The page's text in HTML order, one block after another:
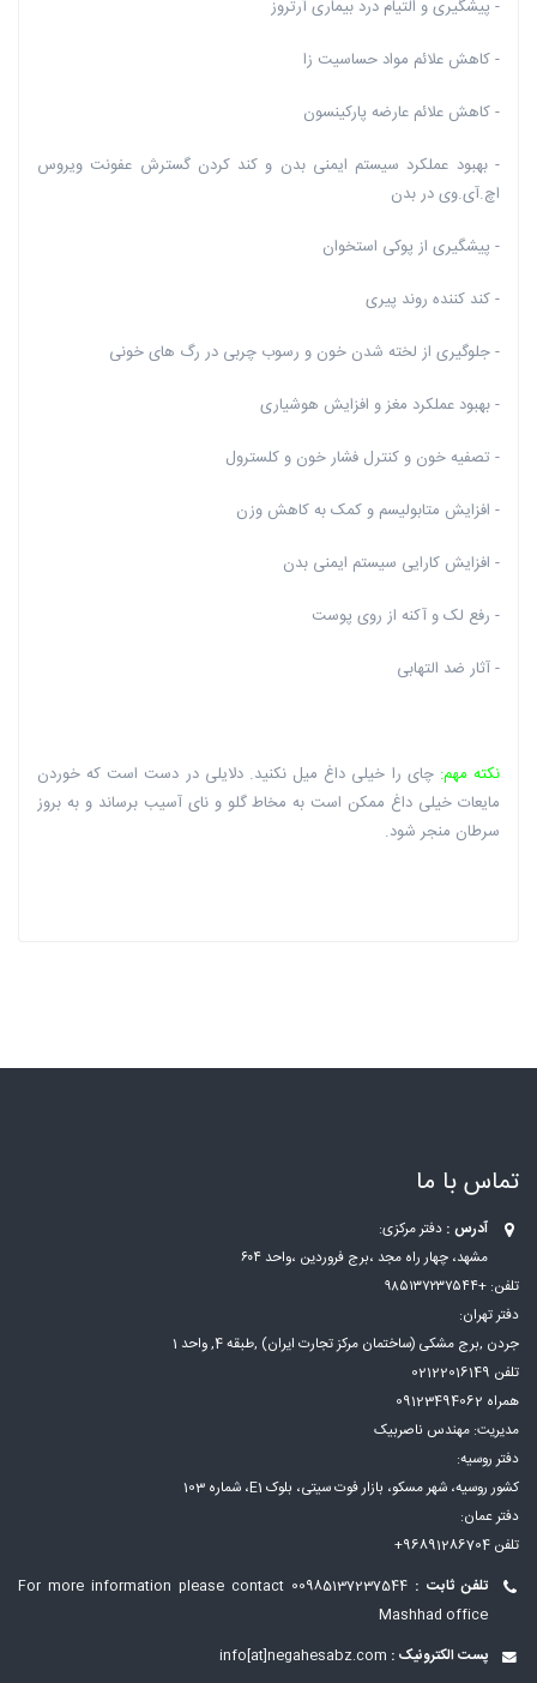
- پیشگیری و التیام درد بیماری آرتروز
- کاهش علائم مواد حساسیت زا
- کاهش علائم عارضه پارکینسون
- بهبود عملکرد سیستم ایمنی بدن و کند کردن گسترش عفونت ویروس
اچ.آی.وی در بدن
- پیشگیری از پوکی استخوان
- کند کننده روند پیری
- جلوگیری از لخته شدن خون و رسوب چربی در رگ های خونی
- بهبود عملکرد مغز و افزایش هوشیاری
- تصفیه خون و کنترل فشار خون و کلسترول
- افزایش متابولیسم و کمک به کاهش وزن
- افزایش کارایی سیستم ایمنی بدن
- رفع لک و آکنه از روی پوست
- آثار ضد التهابی
نکته مهم: چای را خیلی داغ میل نکنید. دلایلی در دست است که خوردن
مایعات خیلی داغ ممکن است به مخاط گلو و نای آسیب برساند و به بروز
سرطان منجر شود.
تماس با ما
آدرس : دفتر مرکزی:
مشهد، چهار راه مجد ،برج فروردین ،واحد ۶۰۴
تلفن: +۹۸۵۱۳۷۲۳۷۵۴۴
دفتر تهران:
جردن ,برج مشکی (ساختمان مرکز تجارت ایران) ,طبقه 4, واحد 1
تلفن 02122016149
همراه 09123494062
مدیریت: مهندس ناصربیک
دفتر روسیه:
کشور روسیه، شهر مسكو، بازار فوت سيتی، بلوک E1، شماره 103
دفتر عمان:
تلفن 96891286704+
تلفن ثابت : 00985137237544
For more information please contact
Mashhad office
پست الکترونیک : info[at]negahesabz.com